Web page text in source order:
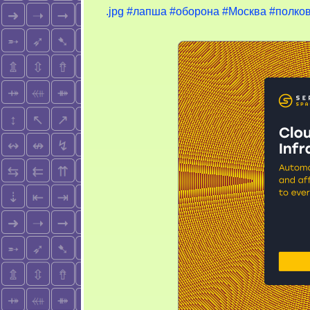
.jpg #лапша #оборона #Москва